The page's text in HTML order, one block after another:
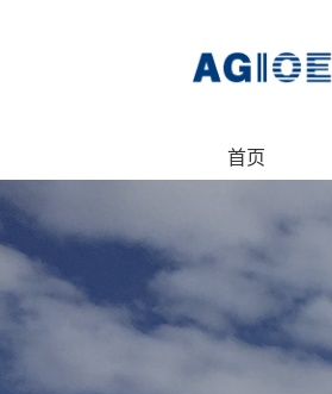
首页